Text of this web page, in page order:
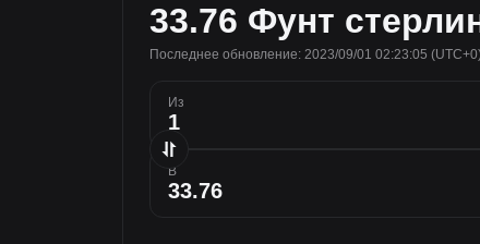
33.76 Фунт
Последнее обновление: 2023/09/01 02:23:05
Из
В